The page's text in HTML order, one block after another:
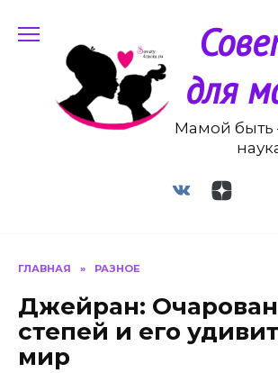
содержанию
для
Мамой быть
ГЛАВНАЯ » РАЗНОЕ
Джейран:
степей и его
мир